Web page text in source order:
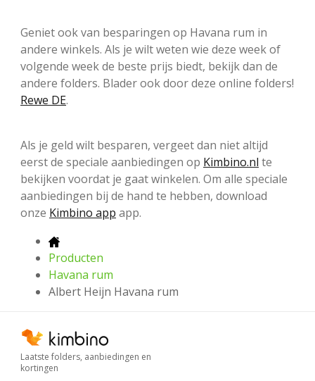
Geniet ook van besparingen op Havana rum in
andere winkels. Als je wilt weten wie deze week of
volgende week de beste prijs biedt, bekijk dan de
andere folders. Blader ook door deze online folders!
Rewe DE.
Als je geld wilt besparen, vergeet dan niet altijd
eerst de speciale aanbiedingen op Kimbino.nl te
bekijken voordat je gaat winkelen. Om alle speciale
aanbiedingen bij de hand te hebben, download
onze Kimbino app app.
Producten
Havana rum
Albert Heijn Havana rum
Laatste folders, aanbiedingen en
kortingen